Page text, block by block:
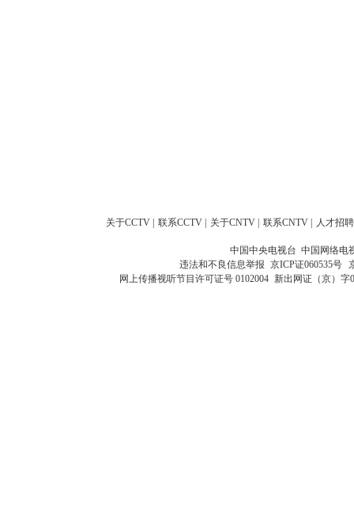
关于CCTV 联系CCTV 关于CNTV 联系CNTV 人才招聘
中国中央电视台 中国网络电
违法和不良信息举报 京ICP证060535号
网上传播视听节目许可证号 0102004 新出网证（京）